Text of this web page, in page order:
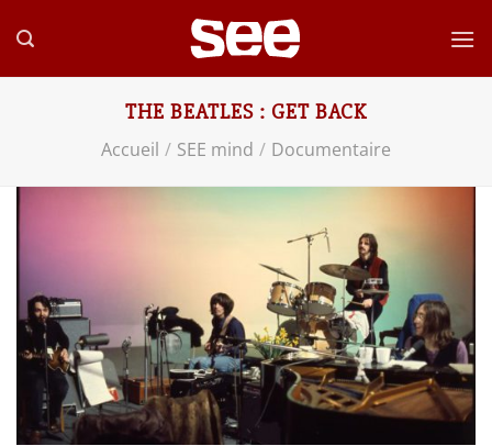
au
THE BEATLES : GET BACK
Accueil / SEE mind / Documentaire